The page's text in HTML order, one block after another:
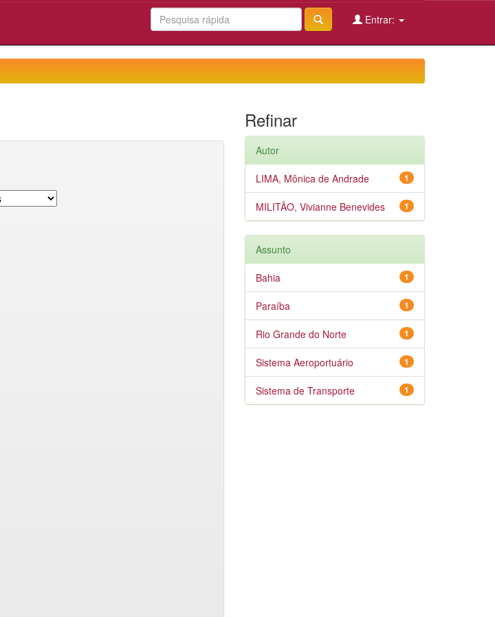
Entrar:
Refinar
Autor
1
LIMA, Mônica de Andrade
1
MILITÃO, Vivianne Benevides
Assunto
1
Bahia
1
Paraíba
1
Rio Grande do Norte
1
Sistema Aeroportuário
1
Sistema de Transporte